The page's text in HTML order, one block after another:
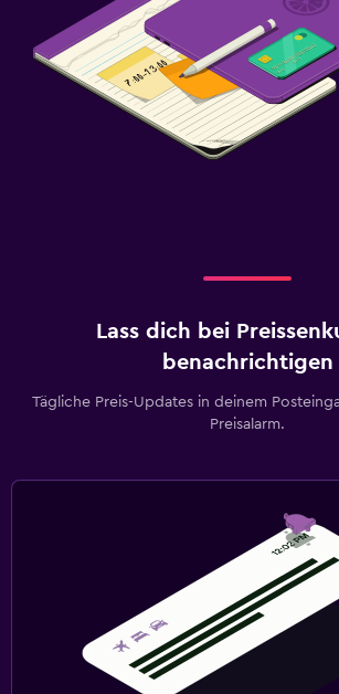
Lass dich bei
benachrichtigen
Tägliche Preis-Updates in deinem
Preisalarm.